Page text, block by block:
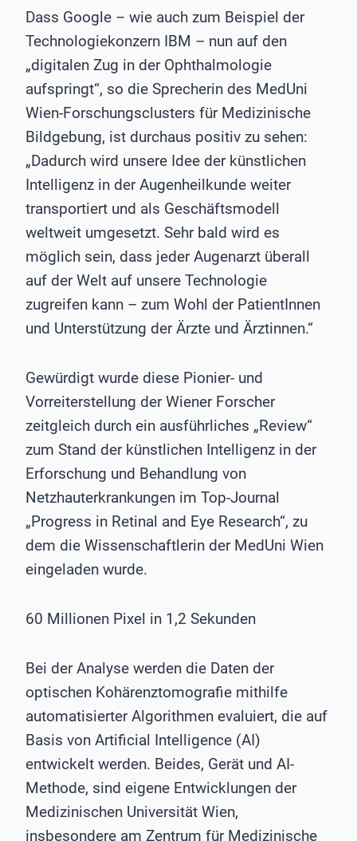
Dass Google – wie auch zum Beispiel der
Technologiekonzern IBM – nun auf den
„digitalen Zug in der Ophthalmologie
aufspringt“, so die Sprecherin des MedUni
Wien-Forschungsclusters für Medizinische
Bildgebung, ist durchaus positiv zu sehen:
„Dadurch wird unsere Idee der künstlichen
Intelligenz in der Augenheilkunde weiter
transportiert und als Geschäftsmodell
weltweit umgesetzt. Sehr bald wird es
möglich sein, dass jeder Augenarzt überall
auf der Welt auf unsere Technologie
zugreifen kann – zum Wohl der PatientInnen
und Unterstützung der Ärzte und Ärztinnen.“
Gewürdigt wurde diese Pionier- und
Vorreiterstellung der Wiener Forscher
zeitgleich durch ein ausführliches „Review“
zum Stand der künstlichen Intelligenz in der
Erforschung und Behandlung von
Netzhauterkrankungen im Top-Journal
„Progress in Retinal and Eye Research“, zu
dem die Wissenschaftlerin der MedUni Wien
eingeladen wurde.
60 Millionen Pixel in 1,2 Sekunden
Bei der Analyse werden die Daten der
optischen Kohärenztomografie mithilfe
automatisierter Algorithmen evaluiert, die auf
Basis von Artificial Intelligence (AI)
entwickelt werden. Beides, Gerät und AI-
Methode, sind eigene Entwicklungen der
Medizinischen Universität Wien,
insbesondere am Zentrum für Medizinische